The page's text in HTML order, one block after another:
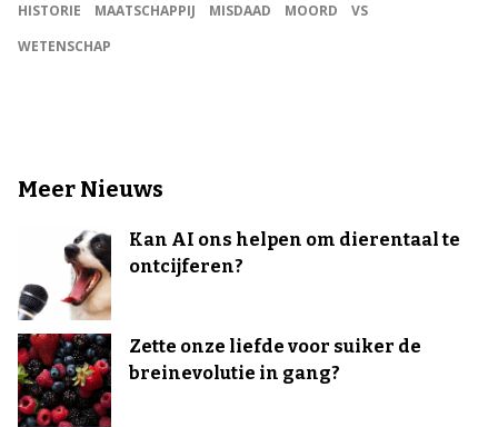
HISTORIE
MAATSCHAPPIJ MISDAAD MOORD
VS
WETENSCHAP
Meer Nieuws
Kan AI ons helpen om dierentaal te
ontcijferen?
Zette onze liefde voor suiker de
breinevolutie in gang?